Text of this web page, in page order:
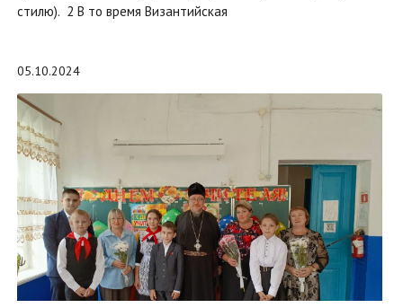
стилю). 2 В то время Византийская
05.10.2024